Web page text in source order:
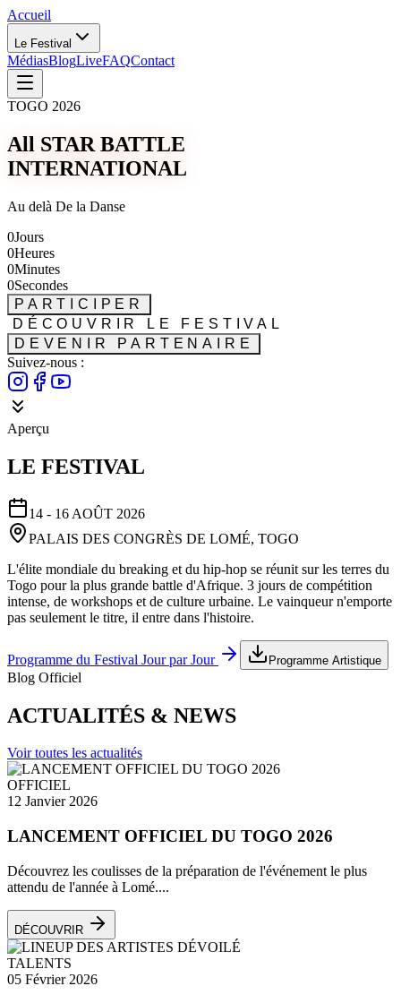
Accueil
Le Festival
MédiasBlogLiveFAQContact
TOGO 2026
All STAR BATTLE
INTERNATIONAL
Au delà De la Danse
0Jours
0Heures
0Minutes
0Secondes
PARTICIPER
DÉCOUVRIR LE FESTIVAL
DEVENIR PARTENAIRE
Suivez-nous :
Aperçu
LE FESTIVAL
14 - 16 AOÛT 2026
PALAIS DES CONGRÈS DE LOMÉ, TOGO
L'élite mondiale du breaking et du hip-hop se réunit sur les terres du
Togo pour la plus grande battle d'Afrique. 3 jours de compétition
intense, de workshops et de culture urbaine. Le vainqueur n'emporte
pas seulement le titre, il entre dans l'histoire.
Programme du Festival Jour par Jour Programme Artistique
Blog Officiel
ACTUALITÉS & NEWS
Voir toutes les actualités
OFFICIEL
12 Janvier 2026
LANCEMENT OFFICIEL DU TOGO 2026
Découvrez les coulisses de la préparation de l'événement le plus
attendu de l'année à Lomé....
DÉCOUVRIR
TALENTS
05 Février 2026